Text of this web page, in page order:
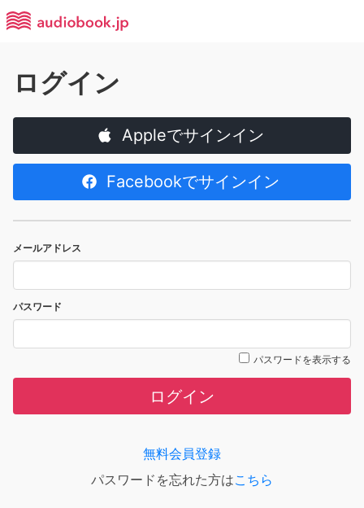
ログイン
Appleでサインイン
Facebookでサインイン
メールアドレス
パスワード
パスワードを表示する
ログイン
無料会員登録
パスワードを忘れた方はこちら